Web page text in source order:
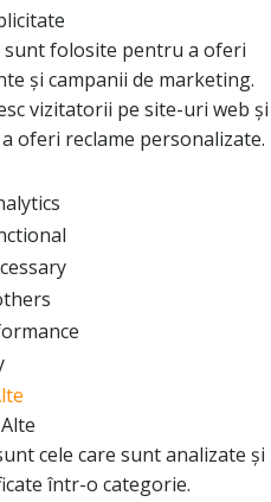
folosite pentru a oferi
și campanii de marketing.
vizitatorii pe site-uri web și
oferi reclame personalizate.
Alte
cele care sunt analizate și
într-o categorie.